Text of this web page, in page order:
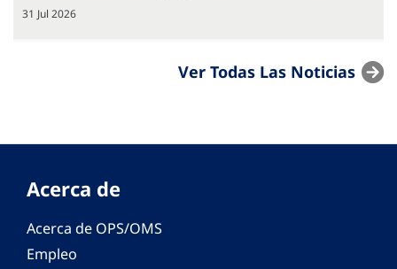
31 Jul 2026
Ver Todas Las Noticias
Acerca de
Acerca de OPS/OMS
Empleo